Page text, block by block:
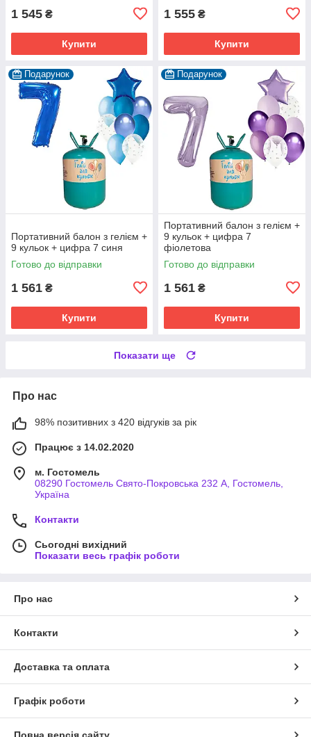
1 545 ₴
Купити
1 555 ₴
Купити
Подарунок
Портативний балон з гелієм +
9 кульок + цифра 7 синя
Готово до відправки
1 561 ₴
Купити
Подарунок
Портативний балон з гелієм +
9 кульок + цифра 7
фіолетова
Готово до відправки
1 561 ₴
Купити
Показати ще
Про нас
98% позитивних з 420 відгуків за рік
Працює з 14.02.2020
м. Гостомель
08290 Гостомель Свято-Покровська 232 А, Гостомель,
Україна
Контакти
Сьогодні вихідний
Показати весь графік роботи
Про нас
Контакти
Доставка та оплата
Графік роботи
Повна версія сайту